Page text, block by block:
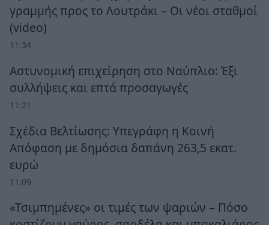
γραμμής προς το Λουτράκι – Οι νέοι σταθμοί
(video)
11:34
Αστυνομική επιχείρηση στο Ναύπλιο: Έξι
συλλήψεις και επτά προσαγωγές
11:21
Σχέδια Βελτίωσης: Υπεγράφη η Κοινή
Απόφαση με δημόσια δαπάνη 263,5 εκατ.
ευρώ
11:09
«Τσιμπημένες» οι τιμές των ψαριών – Πόσο